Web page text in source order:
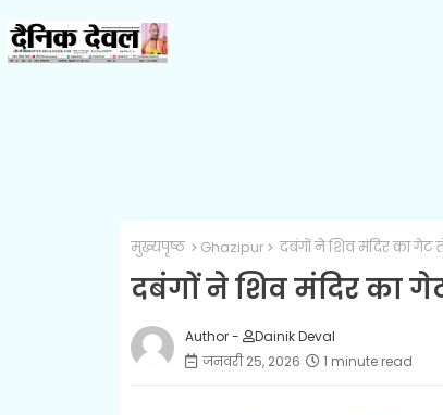
मुख्यपृष्ठ Ghazipur दबंगों ने शिव मंदिर का गेट
दबंगों ने शिव मंदिर का
Author -
Dainik Deval
जनवरी 25, 2026
1 minute read